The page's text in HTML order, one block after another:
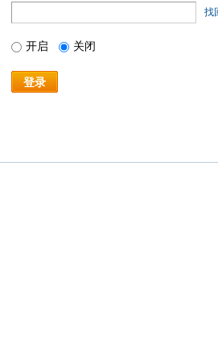
找
开启 关闭
登录